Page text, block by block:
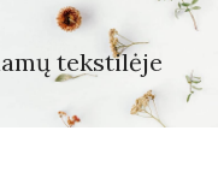
tekstilėje